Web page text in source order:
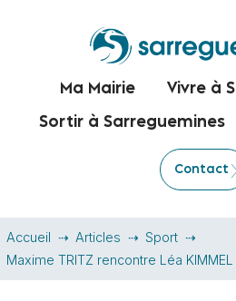
Ma Mairie Vivre à
Sortir à Sarreguemines
Contact
Accueil Articles
Sport
Maxime TRITZ rencontre Léa KIMMEL